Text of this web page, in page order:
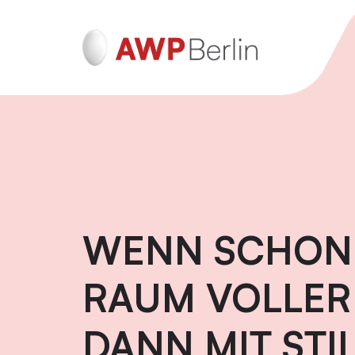
Mentalisierungsbasierte Psychotherapie
(MBT)
Schematherapie
WENN
RAUM
DANN MIT